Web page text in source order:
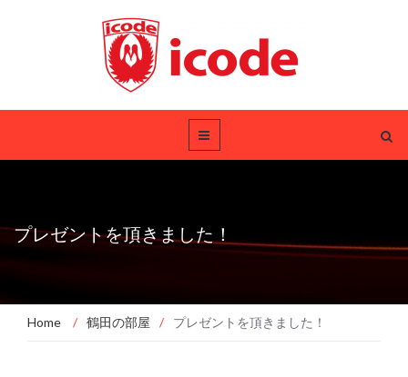
プレゼントを頂きました！
Home / 鶴田の部屋 / プレゼントを頂きました！